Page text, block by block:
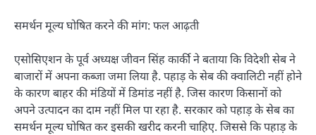
समर्थन मूल्य घोषित करने की मांग: फल आढ़ती
एसोसिएशन के पूर्व अध्यक्ष जीवन सिंह कार्की ने बताया कि विदेशी सेब ने
बाजारों में अपना कब्जा जमा लिया है. पहाड़ के सेब की क्वालिटी नहीं होने
के कारण बाहर की मंडियों में डिमांड नहीं है. जिस कारण किसानों को
अपने उत्पादन का दाम नहीं मिल पा रहा है. सरकार को पहाड़ के सेब का
समर्थन मूल्य घोषित कर इसकी खरीद करनी चाहिए. जिससे कि पहाड़ के